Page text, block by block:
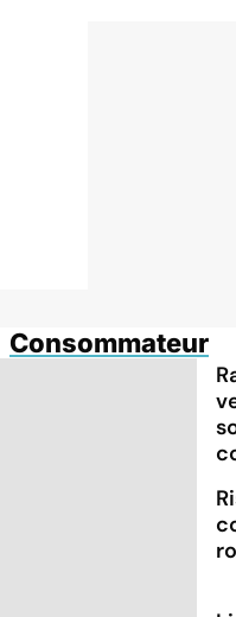
Consommateur